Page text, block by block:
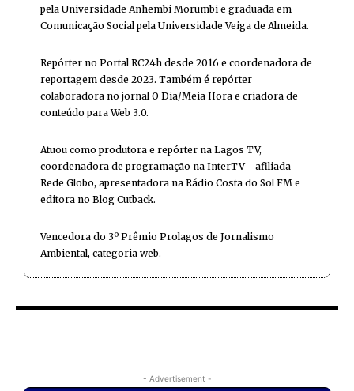
pela Universidade Anhembi Morumbi e graduada em
Comunicação Social pela Universidade Veiga de Almeida.
Repórter no Portal RC24h desde 2016 e coordenadora de
reportagem desde 2023. Também é repórter
colaboradora no jornal O Dia/Meia Hora e criadora de
conteúdo para Web 3.0.
Atuou como produtora e repórter na Lagos TV,
coordenadora de programação na InterTV - afiliada
Rede Globo, apresentadora na Rádio Costa do Sol FM e
editora no Blog Cutback.
Vencedora do 3º Prêmio Prolagos de Jornalismo
Ambiental, categoria web.
- Advertisement -